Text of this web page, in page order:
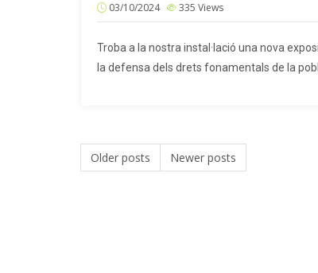
03/10/2024 335 Views
Troba a la nostra instal·lació una nova
la defensa dels drets fonamentals de la
Posts navigation
Older posts Newer posts